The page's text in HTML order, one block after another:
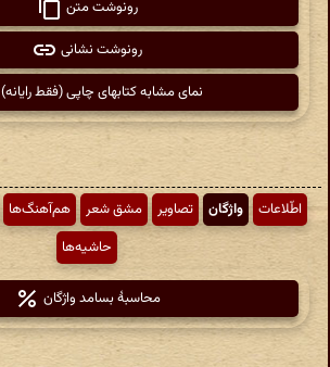
رونوشت متن
رونوشت نشانی
نمای مشابه کتابهای چاپی (فقط رایانه)
اطّلاعات واژگان تصاویر مشق شعر هم‌آهنگ‌ها
حاشیه‌ها
محاسبهٔ بسامد واژگان